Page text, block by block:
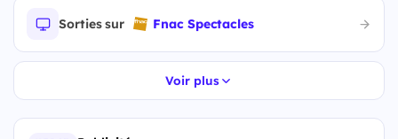
Sorties sur Fnac Spectacles
Voir plus